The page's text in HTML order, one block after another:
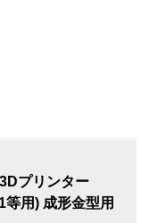
プリンター
用) 成形金型用